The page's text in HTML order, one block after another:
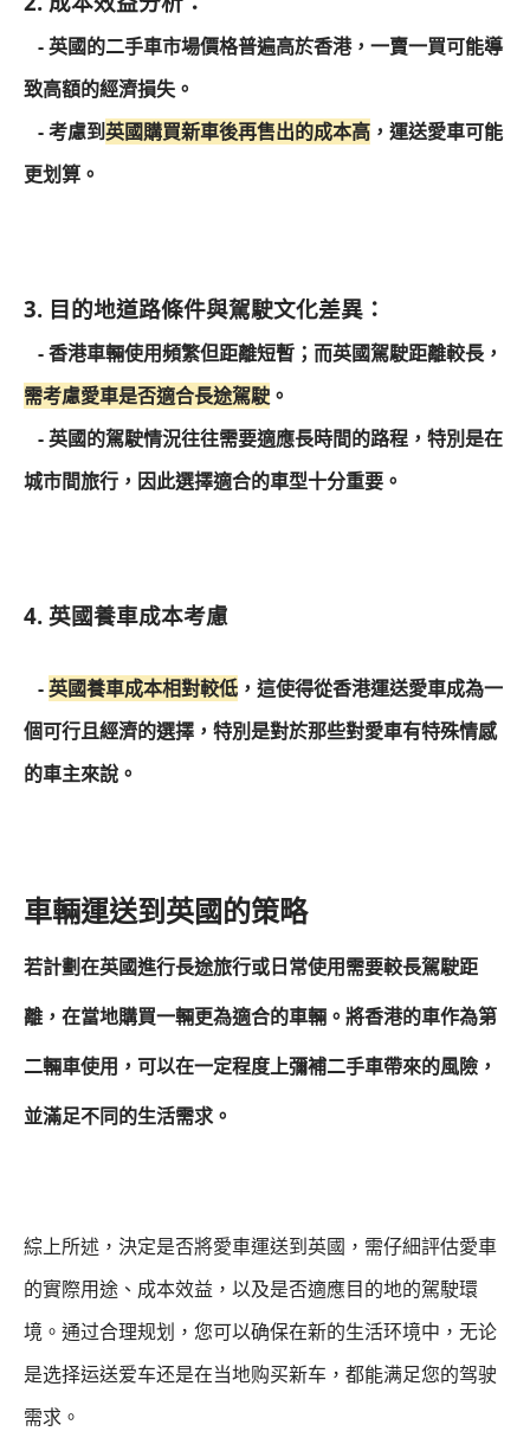
- 英國的二手車市場價格普遍高於香港，一賣一買可能導
致高額的經濟損失。
- 考慮到英國購買新車後再售出的成本高 ，運送愛車可能
更划算。
3. 目的地道路條件與駕駛文化差異：
- 香港車輛使用頻繁但距離短暫；而英國駕駛距離較長，
需考慮愛車是否適合長途駕駛 。
- 英國的駕駛情況往往需要適應長時間的路程，特別是在
城市間旅行，因此選擇適合的車型十分重要。
4. 英國養車成本考慮
-英國養車成本相對較低 ，這使得從香港運送愛車成為一
個可行且經濟的選擇，特別是對於那些對愛車有特殊情感
的車主來說。
車輛運送到英國的策略
若計劃在英國進行長途旅行或日常使用需要較長駕駛距
離，在當地購買一輛更為適合的車輛。 將香港的車作為第
二輛車使用，可以在一定程度上彌補二手車帶來的風險，
並滿足不同的生活需求。
綜上所述，決定是否將愛車運送到英國，需仔細評估愛車
的實際用途、成本效益，以及是否適應目的地的駕駛環
境。通过合理规划，您可以确保在新的生活环境中，无论
是选择运送爱车还是在当地购买新车，都能满足您的驾驶
需求。